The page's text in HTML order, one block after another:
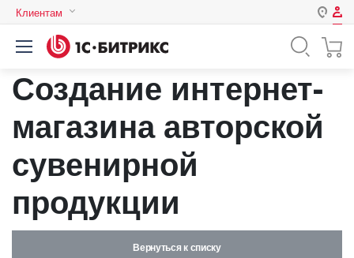
Клиентам
Казахстан
Авторизация
Логин
Пароль
компьютере
Создание интернет-
магазина авторской
сувенирной
продукции
Вернуться к списку